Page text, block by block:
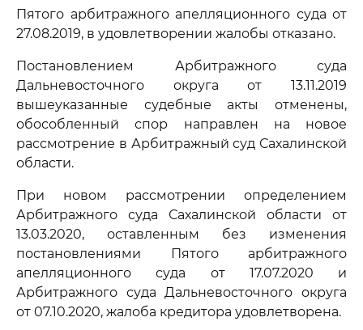
Пятого арбитражного апелляционного суда от
27.08.2019, в удовлетворении жалобы отказано.
Постановлением Арбитражного суда
Дальневосточного округа от 13.11.2019
вышеуказанные судебные акты отменены,
обособленный спор направлен на новое
рассмотрение в Арбитражный суд Сахалинской
области.
При новом рассмотрении определением
Арбитражного суда Сахалинской области от
13.03.2020, оставленным без изменения
постановлениями Пятого арбитражного
апелляционного суда от 17.07.2020 и
Арбитражного суда Дальневосточного округа
от 07.10.2020, жалоба кредитора удовлетворена.